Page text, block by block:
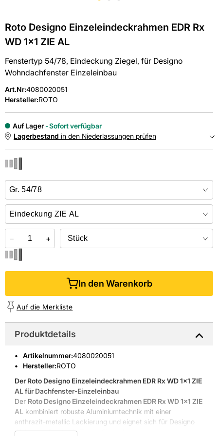
Roto Designo Einzeleindeckrahmen EDR Rx
WD 1x1 ZIE AL
Fenstertyp 54/78, Eindeckung Ziegel, für Designo
Wohndachfenster Einzeleinbau
Art.Nr:4080020051
Hersteller:ROTO
Auf Lager
Sofort verfügbar
Lagerbestand in den Niederlassungen prüfen
Online kaufen &
− +
In den Warenkorb
Auf die Merkliste
Produktdetails
Artikelnummer:4080020051
Hersteller:ROTO
DerRoto Designo Einzeleindeckrahmen EDR Rx WD 1x1 ZIE
ALfür Dachfenster-Einzeleinbau
Der Roto Designo Einzeleindeckrahmen EDR Rx WD 1x1 ZIE
AL kombiniert robuste Aluminiumtechnik mit einer
anthrazit-metallic Lackierung und eignet sich für Designo
Wohndachfenster in Ziegel-Eindeckungen.